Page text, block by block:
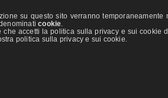
Adulti
su questo sito verranno temporaneamente
cookie
che accetti la politica sulla privacy e sui cookie
politica sulla privacy e sui cookie.